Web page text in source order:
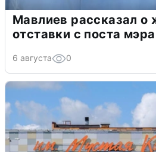
Мавлиев рассказал о
отставки с поста
6 августа 0